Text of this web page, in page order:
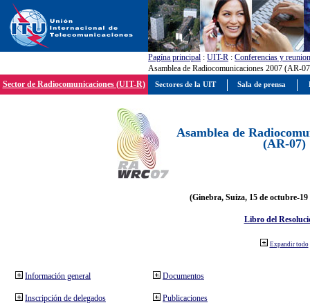
Pagína principal : UIT-R : Conferencias y
Asamblea de Radiocomunicaciones 2007 (AR-
Sector de Radiocomunicaciones (UIT-R)
Asamblea de
(AR-07)
(Ginebra, Suiza, 15 de octubre-19
Libro del
Expandir todo
Información general
Inscripción de delegados
Documentos
Publicaciones
Sectores de la UIT Sala de prensa